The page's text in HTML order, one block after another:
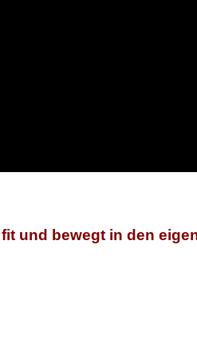
und bewegt in den